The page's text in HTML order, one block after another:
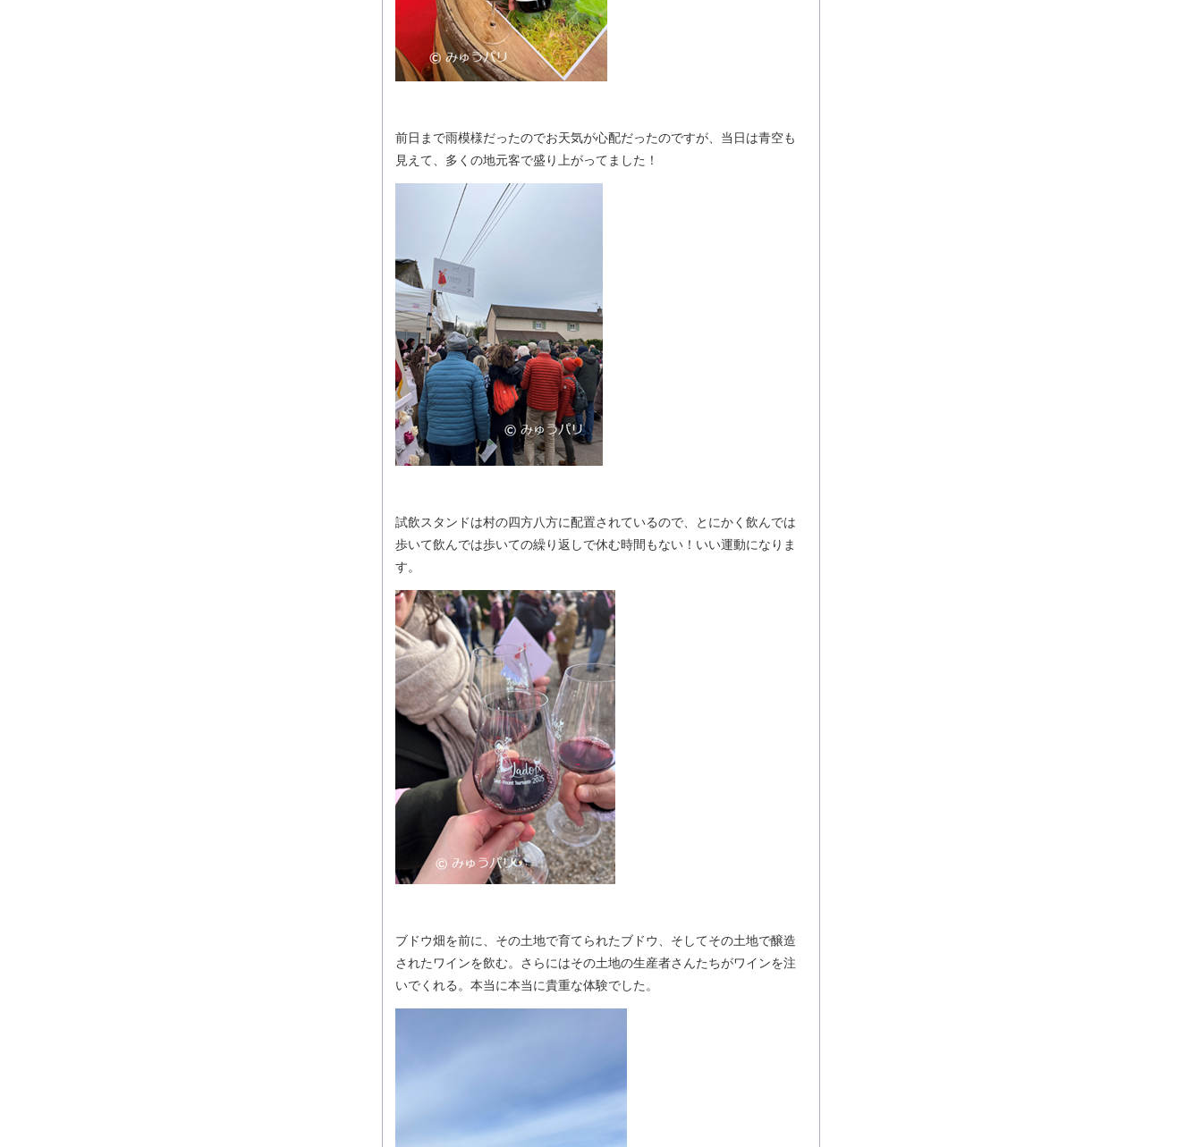
前日まで雨模様だったのでお天気が心配だったのですが、当日は青空も
見えて、多くの地元客で盛り上がってました！
試飲スタンドは村の四方八方に配置されているので、とにかく飲んでは
歩いて飲んでは歩いての繰り返しで休む時間もない！いい運動になりま
す。
ブドウ畑を前に、その土地で育てられたブドウ、そしてその土地で醸造
されたワインを飲む。さらにはその土地の生産者さんたちがワインを注
いでくれる。本当に本当に貴重な体験でした。